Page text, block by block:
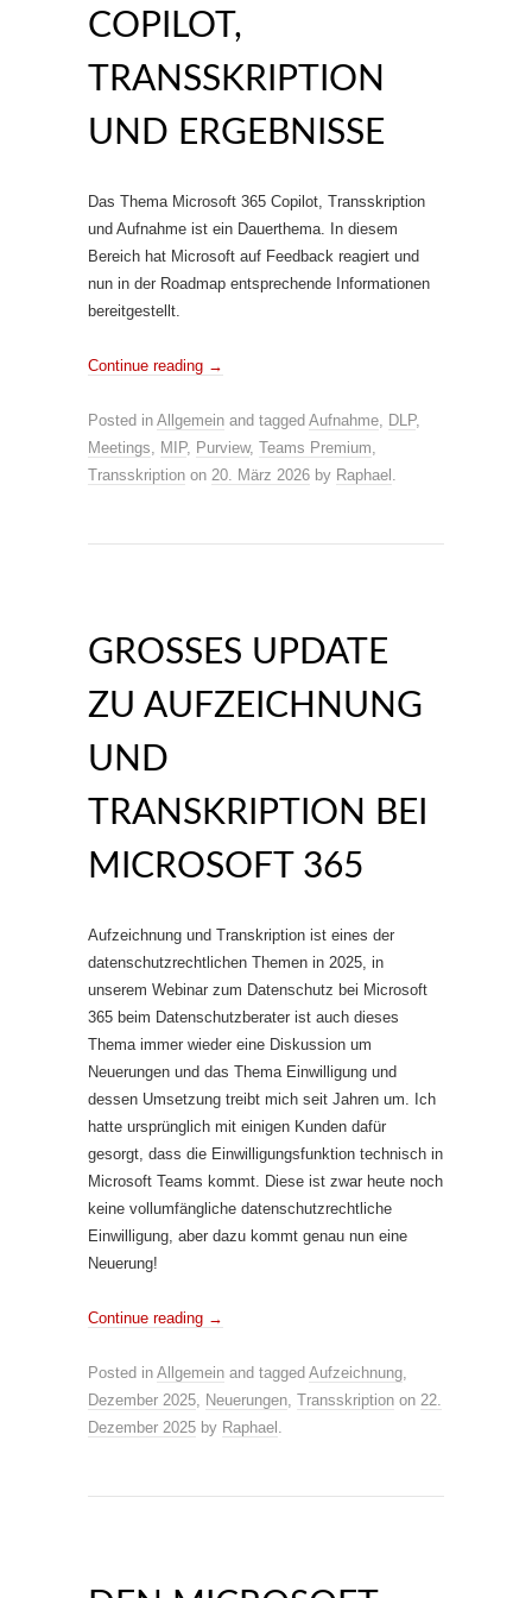
COPILOT,
TRANSSKRIPTION
UND ERGEBNISSE
Das Thema Microsoft 365 Copilot, Transskription
und Aufnahme ist ein Dauerthema. In diesem
Bereich hat Microsoft auf Feedback reagiert und
nun in der Roadmap entsprechende Informationen
bereitgestellt.
Continue reading →
Posted in Allgemein and tagged Aufnahme, DLP,
Meetings, MIP, Purview, Teams Premium,
Transskription on 20. März 2026 by Raphael .
GROSSES UPDATE Z
U AUFZEICHNUNG U
ND T
RANSKRIPTION BEI M
ICROSOFT 365
Aufzeichnung und Transkription ist eines der
datenschutzrechtlichen Themen in 2025, in
unserem Webinar zum Datenschutz bei Microsoft
365 beim Datenschutzberater ist auch dieses
Thema immer wieder eine Diskussion um
Neuerungen und das Thema Einwilligung und
dessen Umsetzung treibt mich seit Jahren um. Ich
hatte ursprünglich mit einigen Kunden dafür
gesorgt, dass die Einwilligungsfunktion technisch in
Microsoft Teams kommt. Diese ist zwar heute noch
keine vollumfängliche datenschutzrechtliche
Einwilligung, aber dazu kommt genau nun eine
Neuerung!
Continue reading →
Posted in Allgemein and tagged Aufzeichnung,
Dezember 2025, Neuerungen, Transskription on 22.
Dezember 2025 by Raphael .